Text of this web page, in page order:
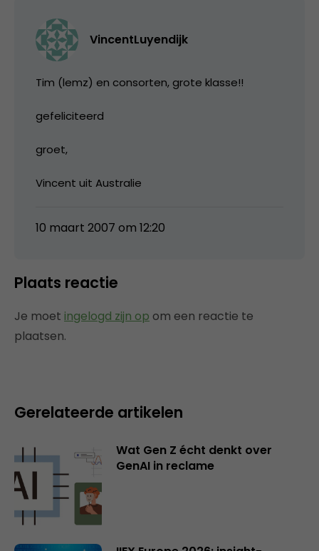
VincentLuyendijk
Tim (lemz) en consorten, grote klasse!!
gefeliciteerd
groet,
Vincent uit Australie
10 maart 2007 om 12:20
Plaats reactie
Je moet ingelogd zijn op om een reactie te
plaatsen.
Gerelateerde artikelen
Wat Gen Z écht denkt over
GenAI in reclame